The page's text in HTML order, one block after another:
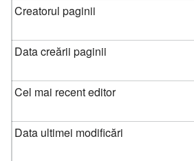
Creatorul paginii
Data creării paginii
Cel mai recent editor
Data ultimei modificări